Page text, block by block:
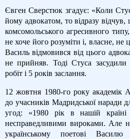
Євген Сверстюк згадує: «Коли
йому адвокатом, то відразу
комсомольського агресивного
не хоче його розуміти і, власне, не
Василь відмовився від цього
не прийняв. Тоді Стуса
робіт і 5 років заслання.
12 жовтня 1980-го року академік
до учасників Мадридської наради
угод: «1980 рік в нашій країні
несправедливими вироками. Але
українському поетові